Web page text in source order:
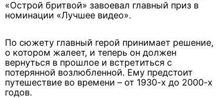
«Острой бритвой» завоевал главный приз в
номинации «Лучшее видео».
По сюжету главный герой принимает решение,
о котором жалеет, и теперь он должен
вернуться в прошлое и встретиться с
потерянной возлюбленной. Ему предстоит
путешествие во времени – от 1930-х до 2000-х
годов.